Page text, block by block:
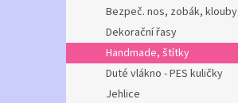
Bezpeč. nos, zobák, klouby
Dekorační řasy
Handmade, štítky
Duté vlákno - PES kuličky
Jehlice